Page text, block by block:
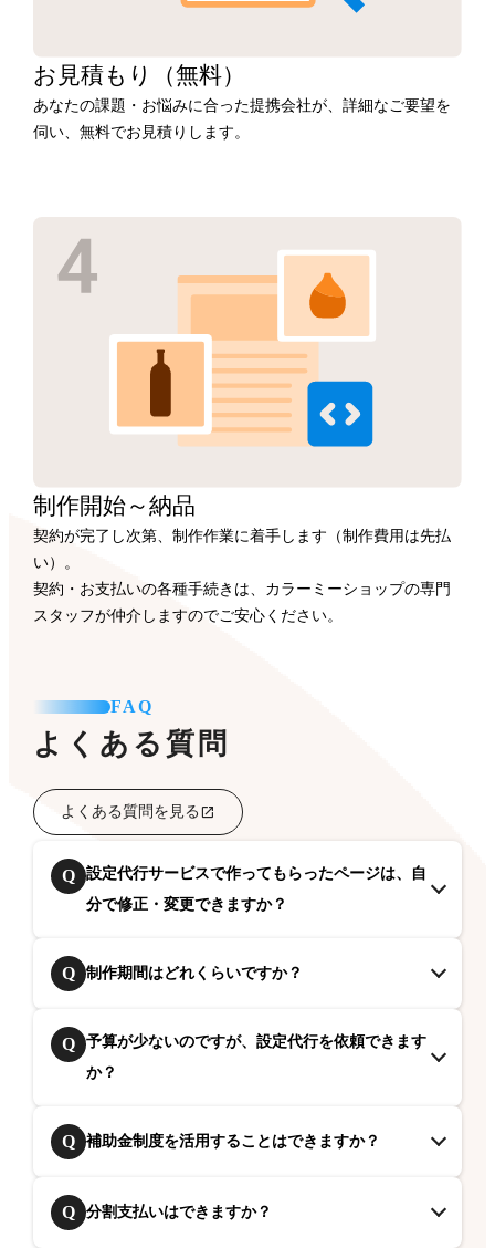
お見積もり （無料）
あなたの課題・お悩みに合った提携会社が、詳細なご要望を
伺い、無料でお見積りします。
制作開始～納品
契約が完了し次第、制作作業に着手します（制作費用は先払
い）。
契約・お支払いの各種手続きは、カラーミーショップの専門
スタッフが仲介しますのでご安心ください。
FAQ
よくある質問
よくある質問を見る
Q
設定代行サービスで作ってもらったページは、自
分で修正・変更できますか？
Q 制作期間はどれくらいですか？
Q
予算が少ないのですが、設定代行を依頼できます
か？
Q 補助金制度を活用することはできますか？
Q 分割支払いはできますか？